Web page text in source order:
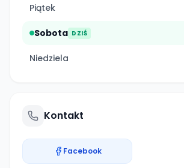
Piątek
Sobota DZIŚ
Niedziela
Kontakt
Facebook